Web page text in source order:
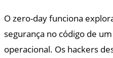
O zero-day funciona
segurança no código de
operacional. Os hackers